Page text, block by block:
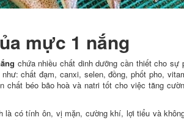
mực 1 nắng
chứa nhiều chất dinh dưỡng cần thiết cho sự
chất đạm, canxi, selen, đồng, phốt pho,
chất béo bão hoà và natri tốt cho việc tăng
là có tính ôn, vị mặn, cường khí, lợi tiểu và